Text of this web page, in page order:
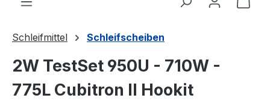
Schleifmittel Schleifscheiben
2W TestSet 950U - 710W -
775L Cubitron II Hookit